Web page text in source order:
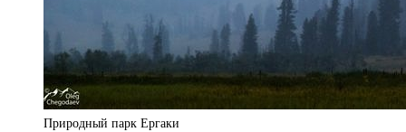
Природный парк Ергаки